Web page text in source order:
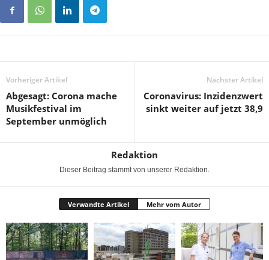
Vorheriger Artikel
Abgesagt: Corona mache
Musikfestival im
September unmöglich
Nächster Artikel
Coronavirus: Inzidenzwert
sinkt weiter auf jetzt 38,9
Redaktion
Dieser Beitrag stammt von unserer Redaktion.
Verwandte Artikel Mehr vom Autor